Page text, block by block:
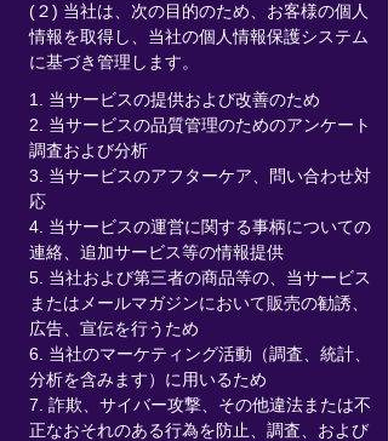
(２) 当社は、次の目的のため、お客様の個人
情報を取得し、当社の個人情報保護システム
に基づき管理します。
1. 当サービスの提供および改善のため
2. 当サービスの品質管理のためのアンケート
調査および分析
3. 当サービスのアフターケア、問い合わせ対
応
4. 当サービスの運営に関する事柄についての
連絡、追加サービス等の情報提供
5. 当社および第三者の商品等の、当サービス
またはメールマガジンにおいて販売の勧誘、
広告、宣伝を行うため
6. 当社のマーケティング活動（調査、統計、
分析を含みます）に用いるため
7. 詐欺、サイバー攻撃、その他違法または不
正なおそれのある行為を防止、調査、および